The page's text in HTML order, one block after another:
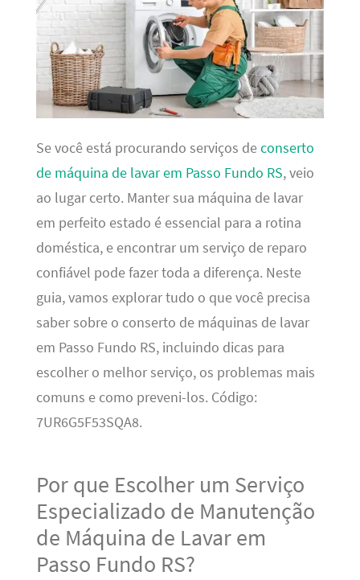
Se você está procurando serviços deconserto
de máquina de lavar em Passo Fundo RS, veio
ao lugar certo. Manter sua máquina de lavar
em perfeito estado é essencial para a rotina
doméstica, e encontrar um serviço de reparo
confiável pode fazer toda a diferença. Neste
guia, vamos explorar tudo o que você precisa
saber sobre o conserto de máquinas de lavar
em Passo Fundo RS, incluindo dicas para
escolher o melhor serviço, os problemas mais
comuns e como preveni-los. Código:
7UR6G5F53SQA8.
Por que Escolher um Serviço
Especializado de Manutenção
de Máquina de Lavar em
Passo Fundo RS?